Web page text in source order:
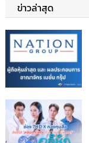
ข่าวล่าสุด